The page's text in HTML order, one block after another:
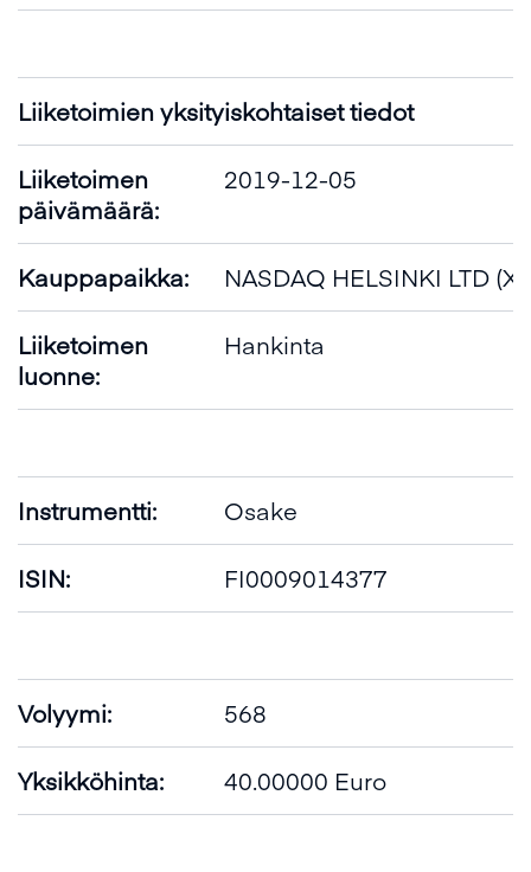
Liiketoimien yksityiskohtaiset tiedot
Liiketoimen
päivämäärä:
2019-12-05
Kauppapaikka: NASDAQ HELSINKI LTD
Liiketoimen
luonne:
Hankinta
Instrumentti: Osake
ISIN: FI0009014377
Volyymi: 568
Yksikköhinta: 40.00000 Euro